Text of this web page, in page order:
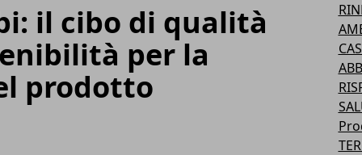
il cibo di qualità
per la
prodotto